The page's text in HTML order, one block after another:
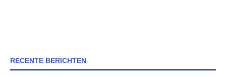
RECENTE BERICHTEN